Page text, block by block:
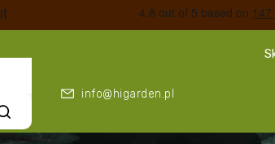
info@higarden.pl